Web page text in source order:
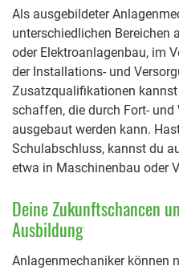
Als ausgebildeter
unterschiedlichen Bereichen
oder Elektroanlagenbau, im
der Installations- und
Zusatzqualifikationen
schaffen, die durch Fort-
ausgebaut werden kann.
Schulabschluss, kannst du
etwa in Maschinenbau oder
Deine Zukunftschancen
Ausbildung
Anlagenmechaniker können